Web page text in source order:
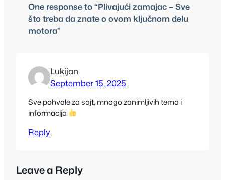
One response to “Plivajući zamajac – Sve
što treba da znate o ovom ključnom delu
motora”
Lukijan
September 15, 2025
Sve pohvale za sajt, mnogo zanimljivih tema i
informacija
Reply
Leave a Reply